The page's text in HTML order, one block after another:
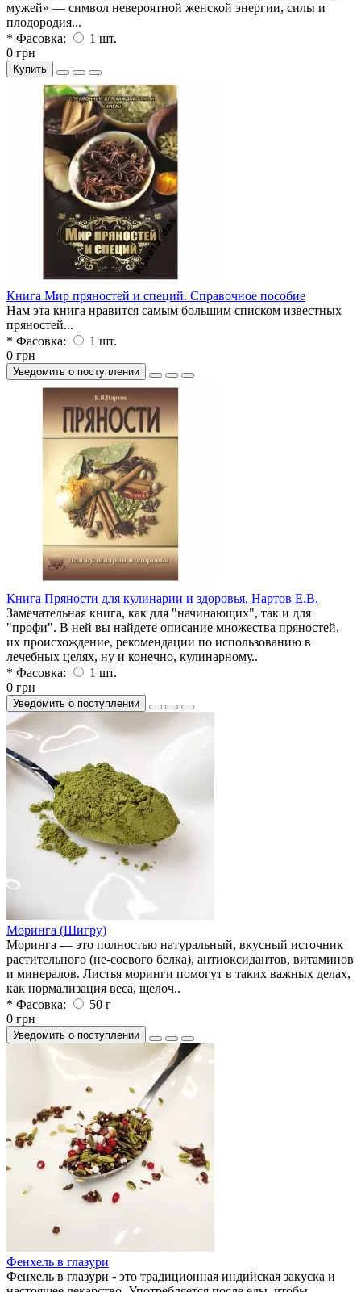
мужей» — символ невероятной женской энергии, силы и
плодородия...
* Фасовка:
1 шт.
0 грн
Купить
Книга Мир пряностей и специй. Справочное пособие
Нам эта книга нравится самым большим списком известных
пряностей...
* Фасовка:
1 шт.
0 грн
Уведомить о поступлении
Книга Пряности для кулинарии и здоровья, Нартов Е.В.
Замечательная книга, как для "начинающих", так и для
"профи". В ней вы найдете описание множества пряностей,
их происхождение, рекомендации по использованию в
лечебных целях, ну и конечно, кулинарному..
* Фасовка:
1 шт.
0 грн
Уведомить о поступлении
Моринга (Шигру)
Моринга — это полностью натуральный, вкусный источник
растительного (не-соевого белка), антиоксидантов, витаминов
и минералов. Листья моринги помогут в таких важных делах,
как нормализация веса, щелоч..
* Фасовка:
50 г
0 грн
Уведомить о поступлении
Фенхель в глазури
Фенхель в глазури - это традиционная индийская закуска и